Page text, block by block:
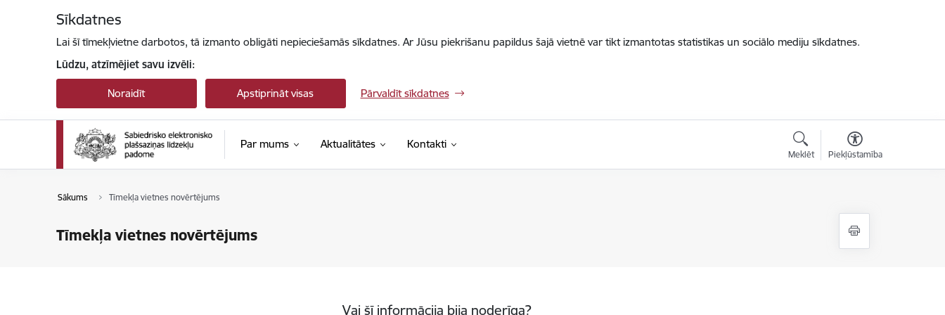
Sīkdatnes
Lai šī tīmekļvietne darbotos, tā izmanto obligāti nepieciešamās sīkdatnes. Ar Jūsu piekrišanu papildus šajā vietnē var tikt izmantotas statistikas un sociālo mediju sīkdatnes.
Lūdzu, atzīmējiet savu izvēli:
Noraidīt Apstiprināt visas Pārvaldīt sīkdatnes
Par mums Aktualitātes Kontakti
Meklēt Piekļūstamība
Sākums Tīmekļa vietnes novērtējums
Tīmekļa vietnes novērtējums
Vai šī informācija bija noderīga?